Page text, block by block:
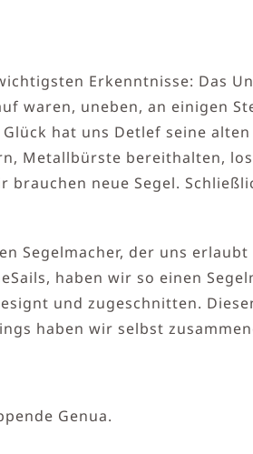
Erkenntnisse: Das
waren, uneben, an einigen
hat uns Detlef seine
Metallbürste bereithalten,
brauchen neue Segel.
Segelmacher, der uns
haben wir so einen
und zugeschnitten.
haben wir selbst
Genua.